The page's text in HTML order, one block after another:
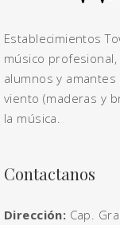
Establecimientos
músico
alumnos y
viento (maderas y
la música.
Contactanos
Dirección: Cap.